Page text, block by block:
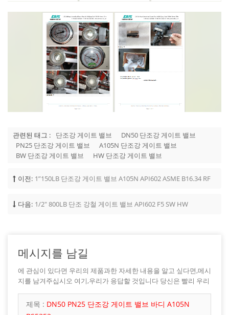
관련된 태그 : 단조강 게이트 밸브
DN50 단조강 게이트 밸브
PN25 단조강 게이트 밸브
A105N 단조강 게이트 밸브
BW 단조강 게이트 밸브
HW 단조강 게이트 밸브
이전: 1”150LB 단조강 게이트 밸브 A105N API602 ASME B16.34 RF
다음: 1/2" 800LB 단조 강철 게이트 밸브 API602 F5 SW HW
메시지를 남길
에 관심이 있다면 우리의 제품과한 자세한 내용을 알고 싶다면,메시
지를 남겨주십시오 여기,우리가 응답할 것입니다 당신은 빨리 우리
제목 : DN50 PN25 단조강 게이트 밸브 바디 A105N